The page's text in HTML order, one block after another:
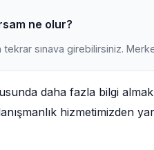
ne olur?
tekrar sınava girebilirsiniz.
daha fazla bilgi
hizmetimizden